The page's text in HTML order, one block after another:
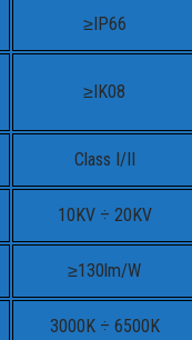
≥IP66
≥IK08
Class I/II
10KV ÷ 20KV
≥130lm/W
3000K ÷ 6500K